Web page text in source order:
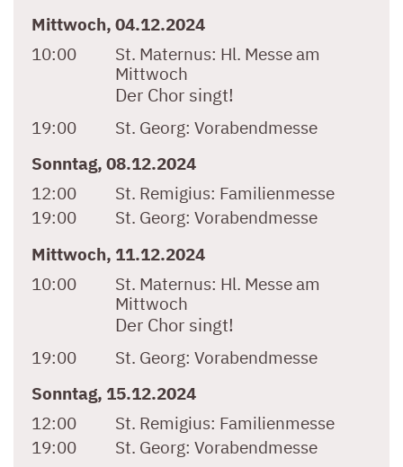
Mittwoch, 04.12.2024
10:00
St. Maternus: Hl. Messe am
Mittwoch
Der Chor singt!
19:00 St. Georg:Vorabendmesse
Sonntag, 08.12.2024
12:00
St. Remigius: Familienmesse
19:00
St. Georg:Vorabendmesse
Mittwoch, 11.12.2024
10:00
St. Maternus: Hl. Messe am
Mittwoch
Der Chor singt!
19:00 St. Georg:Vorabendmesse
Sonntag, 15.12.2024
12:00
St. Remigius: Familienmesse
19:00
St. Georg:Vorabendmesse